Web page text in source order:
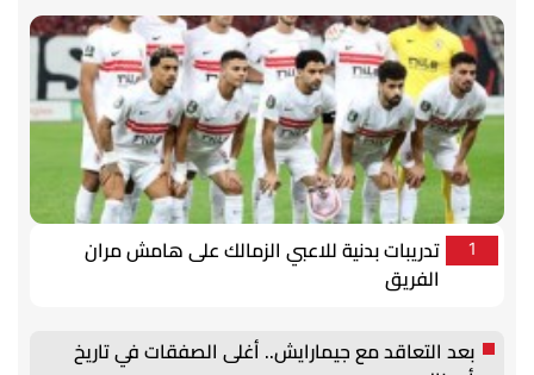
1
تدريبات بدنية للاعبي الزمالك على هامش مران
الفريق
بعد التعاقد مع جيمارايش.. أغلى الصفقات في تاريخ